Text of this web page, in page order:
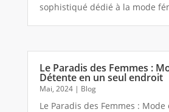
sophistiqué dédié à la mode
Le Paradis des Femmes :
Détente en un seul endroit
Mai, 2024| Blog
Le Paradis des Femmes :